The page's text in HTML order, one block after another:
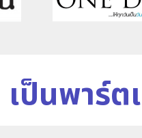
เป็นพาร์